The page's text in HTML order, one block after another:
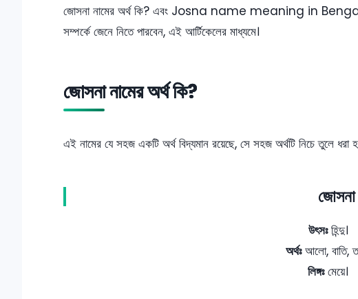
জোসনা নামের অর্থ কি? এবং Josna name meaning in Bengali
সম্পর্কে জেনে নিতে পারবেন, এই আর্টিকেলের মাধ্যমে।
জোসনা নামের অর্থ কি?
এই নামের যে সহজ একটি অর্থ বিদ্যমান রয়েছে, সে সহজ অর্থটি নিচে তুলে ধরা
জোসনা
উৎসঃহিন্দু।
অর্থঃআলো, বাতি,
লিঙ্গঃমেয়ে।